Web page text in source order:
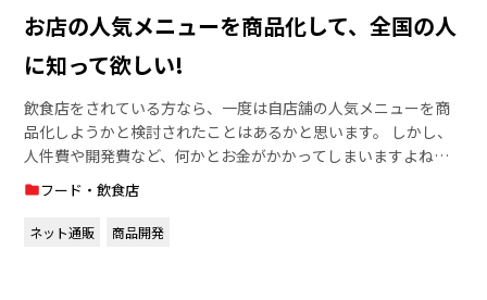
お店の人気メニューを商品化して、全国の人
に知って欲しい!
飲食店をされている方なら、一度は自店舗の人気メニューを商
品化しようかと検討されたことはあるかと思います。
しかし、
人件費や開発費など、何かとお金がかかってしまいますよね。
それを解決してくれるのが、クラウドファンディングです！
ラウドファンディングをきっかけに商品化＆認知度を高め、ネ
ット通販で収入を得ながら安定した店舗経営を目指しません
フード・飲食店
ネット通販 商品開発